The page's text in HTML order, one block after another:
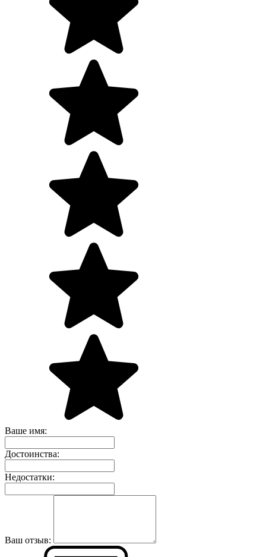
Ваше имя:
Достоинства:
Недостатки:
Ваш отзыв: